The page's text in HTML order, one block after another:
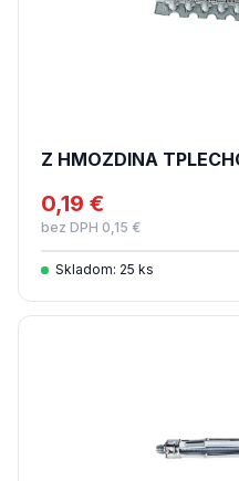
Z HMOZDINA
0,19 €
bez DPH 0,15 €
Skladom: 25 ks